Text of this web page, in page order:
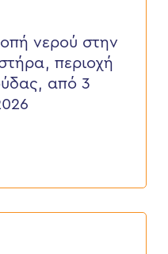
νερού στην
περιοχή
από 3